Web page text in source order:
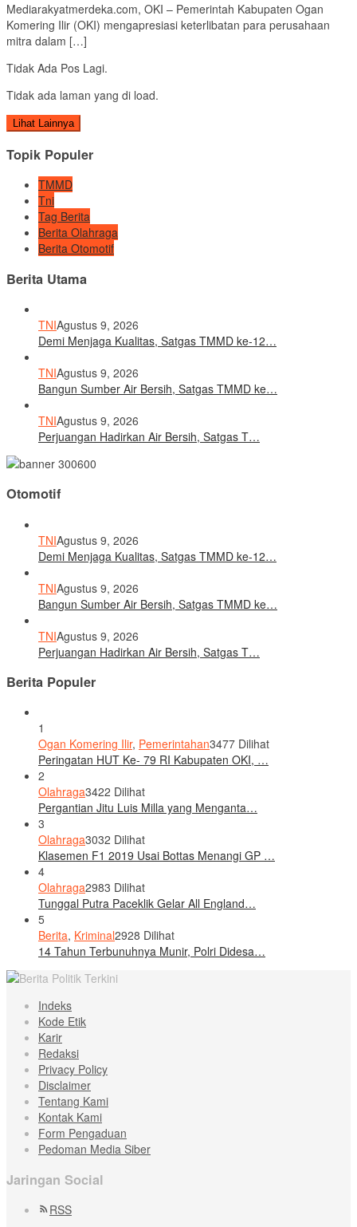
Mediarakyatmerdeka.com, OKI – Pemerintah Kabupaten Ogan
Komering Ilir (OKI) mengapresiasi keterlibatan para perusahaan
mitra dalam […]
Tidak Ada Pos Lagi.
Tidak ada laman yang di load.
Lihat Lainnya
Topik Populer
TMMD
Tni
Tag Berita
Berita Olahraga
Berita Otomotif
Berita Utama
TNIAgustus 9, 2026
Demi Menjaga Kualitas, Satgas TMMD ke-12…
TNIAgustus 9, 2026
Bangun Sumber Air Bersih, Satgas TMMD ke…
TNIAgustus 9, 2026
Perjuangan Hadirkan Air Bersih, Satgas T…
Otomotif
TNIAgustus 9, 2026
Demi Menjaga Kualitas, Satgas TMMD ke-12…
TNIAgustus 9, 2026
Bangun Sumber Air Bersih, Satgas TMMD ke…
TNIAgustus 9, 2026
Perjuangan Hadirkan Air Bersih, Satgas T…
Berita Populer
1
Ogan Komering Ilir, Pemerintahan3477 Dilihat
Peringatan HUT Ke- 79 RI Kabupaten OKI, …
2
Olahraga3422 Dilihat
Pergantian Jitu Luis Milla yang Menganta…
3
Olahraga3032 Dilihat
Klasemen F1 2019 Usai Bottas Menangi GP …
4
Olahraga2983 Dilihat
Tunggal Putra Paceklik Gelar All England…
5
Berita, Kriminal2928 Dilihat
14 Tahun Terbunuhnya Munir, Polri Didesa…
Indeks
Kode Etik
Karir
Redaksi
Privacy Policy
Disclaimer
Tentang Kami
Kontak Kami
Form Pengaduan
Pedoman Media Siber
Jaringan Social
RSS